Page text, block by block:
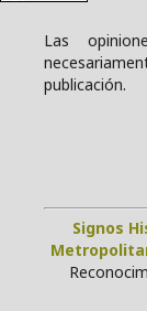
Las
publicación.
Signos